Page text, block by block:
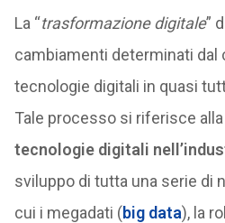
La “trasformazione digitale”
cambiamenti determinati
tecnologie digitali in quasi
Tale processo si riferisce alla
tecnologie digitali
sviluppo di tutta una serie di
cui i megadati (big data), la